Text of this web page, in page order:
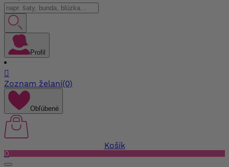
Profil

Zoznam želaní(0)
Obľúbené
Košík
0